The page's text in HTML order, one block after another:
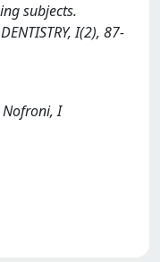
subjects.
I(2), 87-
Nofroni, I